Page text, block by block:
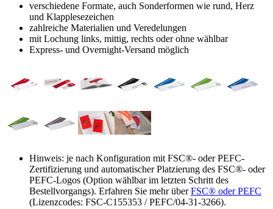
verschiedene Formate, auch Sonderformen wie rund, Herz
und Klapplesezeichen
zahlreiche Materialien und Veredelungen
mit Lochung links, mittig, rechts oder ohne wählbar
Express- und Overnight-Versand möglich
Hinweis: je nach Konfiguration mit FSC®- oder PEFC-
Zertifizierung und automatischer Platzierung des FSC®- oder
PEFC-Logos (Option wählbar im letzten Schritt des
Bestellvorgangs). Erfahren Sie mehr überFSC® oder PEFC
(Lizenzcodes: FSC-C155353 / PEFC/04-31-3266).